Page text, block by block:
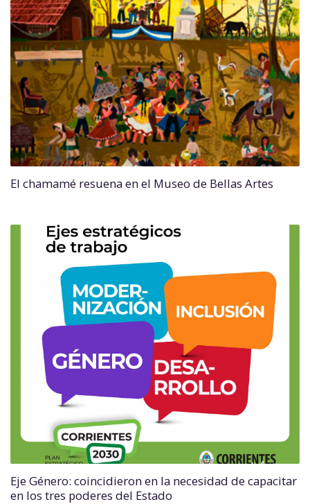
El chamamé resuena en el Museo de Bellas Artes
Eje Género: coincidieron en la necesidad de capacitar
en los tres poderes del Estado